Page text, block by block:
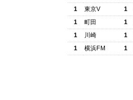
1
東京V 1
1
町田 1
1
川崎 1
1
横浜FM 1